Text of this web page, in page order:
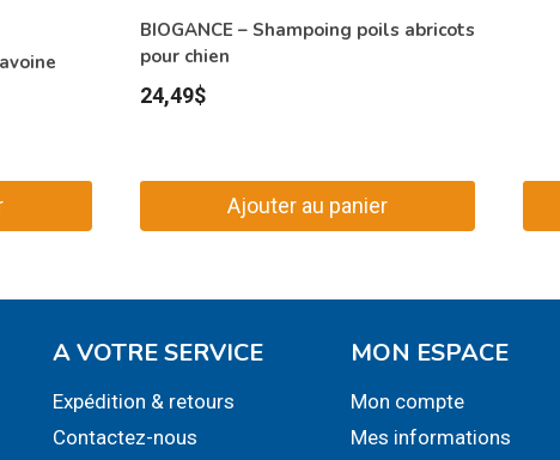
BIOGANCE – Shampoing poils abricots
pour chien
24,49$
Ajouter au panier
A VOTRE SERVICE
Expédition & retours
Contactez-nous
MON ESPACE
Mon compte
Mes informations